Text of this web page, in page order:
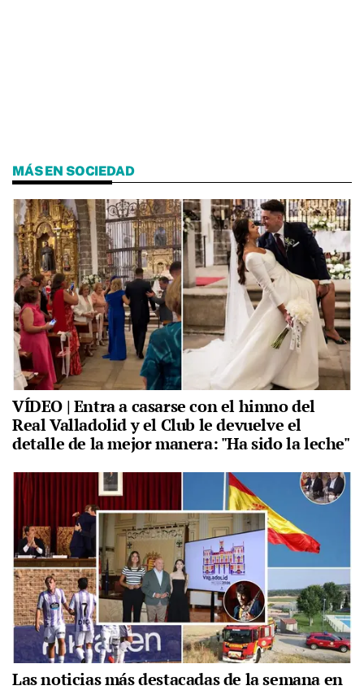
MÁS EN SOCIEDAD
VÍDEO | Entra a casarse con el himno del
Real Valladolid y el Club le devuelve el
detalle de la mejor manera: "Ha sido la leche"
Las noticias más destacadas de la semana en